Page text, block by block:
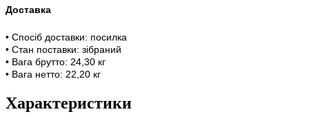
Доставка
• Спосіб доставки: посилка
• Стан поставки: зібраний
• Вага брутто: 24,30 кг
• Вага нетто: 22,20 кг
Характеристики